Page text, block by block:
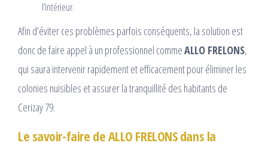
l’intérieur.
Afin d’éviter ces problèmes parfois conséquents, la solution est
donc de faire appel à un professionnel commeALLO FRELONS,
qui saura intervenir rapidement et efficacement pour éliminer les
colonies nuisibles et assurer la tranquillité des habitants de
Cerizay 79.
Le savoir-faire de ALLO FRELONS dans la